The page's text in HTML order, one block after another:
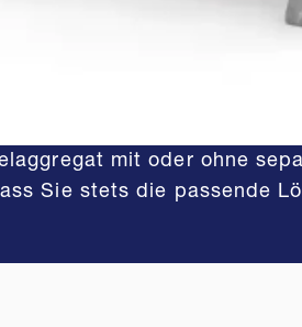
präzise die Modelle der
mit einstufiger
die Snow‑Variante, die
mit oder ohne
Sie stets die passende